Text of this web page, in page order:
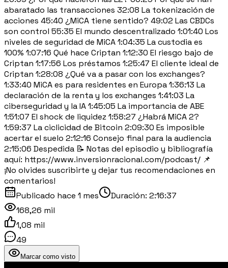
abaratado las transacciones 32:08 La tokenización de
acciones 45:40 ¿MiCA tiene sentido? 49:02 Las CBDCs
son control 55:35 El mundo descentralizado 1:01:40 Los
niveles de seguridad de MiCA 1:04:35 La custodia es
100% 1:07:16 Qué hace Criptan 1:12:30 El riesgo bajo de
Criptan 1:17:56 Los préstamos 1:25:47 El cliente ideal de
Criptan 1:28:08 ¿Qué va a pasar con los exchanges?
1:33:40 MiCA es para residentes en Europa 1:36:13 La
declaración de la renta y los exchanges 1:41:03 La
ciberseguridad y la IA 1:45:05 La importancia de ABE
1:51:07 El shock de liquidez 1:58:27 ¿Habrá MiCA 2?
1:59:37 La ciclicidad de Bitcoin 2:09:30 Es imposible
acertar el suelo 2:12:16 Consejo final para la audiencia
2:15:06 Despedida 📝 Notas del episodio y bibliografía
aquí: https://www.inversionracional.com/podcast/ 📌
¡No olvides suscribirte y dejar tus recomendaciones en
comentarios!
Publicado hace 1 mes Duración: 2:16:37
168,26 mil
1,08 mil
49
Marcar como visto